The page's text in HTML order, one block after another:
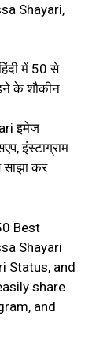
Shayari,
में 50 से
के शौकीन
इमेज
इंस्टाग्राम
साझा कर
Best
Shayari
Status, and
share
and